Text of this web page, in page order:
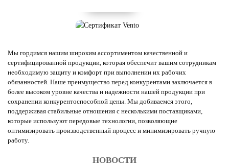
Мы гордимся нашим широким ассортиментом качественной и
сертифицированной продукции, которая обеспечит вашим сотрудникам
необходимую защиту и комфорт при выполнении их рабочих
обязанностей. Наше преимущество перед конкурентами заключается в
более высоком уровне качества и надежности нашей продукции при
сохранении конкурентоспособной цены. Мы добиваемся этого,
поддерживая стабильные отношения с несколькими поставщиками,
которые используют передовые технологии, позволяющие
оптимизировать производственный процесс и минимизировать ручную
работу.
НОВОСТИ